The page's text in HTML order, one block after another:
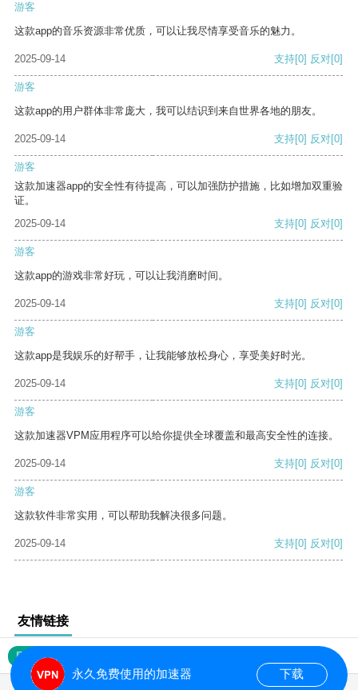
游客
这款app的音乐资源非常优质，可以让我尽情享受音乐的魅力。
2025-09-14 支持[0] 反对[0]
游客
这款app的用户群体非常庞大，我可以结识到来自世界各地的朋友。
2025-09-14 支持[0] 反对[0]
游客
这款加速器app的安全性有待提高，可以加强防护措施，比如增加双重验
证。
2025-09-14
支持[0] 反对[0]
游客
这款app的游戏非常好玩，可以让我消磨时间。
2025-09-14 支持[0] 反对[0]
游客
这款app是我娱乐的好帮手，让我能够放松身心，享受美好时光。
2025-09-14 支持[0] 反对[0]
游客
这款加速器VPM应用程序可以给你提供全球覆盖和最高安全性的连接。
2025-09-14 支持[0] 反对[0]
游客
这款软件非常实用，可以帮助我解决很多问题。
2025-09-14 支持[0] 反对[0]
友情链接
网站地图
永久免费使用的加速器 下载